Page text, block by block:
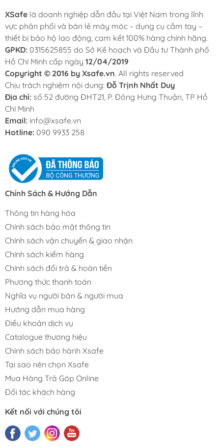
XSafe là doanh nghiệp dẫn đầu tại Việt Nam trong lĩnh
vực phân phối và bán lẻ máy móc – dụng cụ cầm tay –
thiết bị bảo hộ lao động, cam kết 100% hàng chính hãng.
GPKD: 0315625855 do Sở Kế hoạch và Đầu tư Thành phố
Hồ Chí Minh cấp ngày 12/04/2019
Copyright © 2016 by Xsafe.vn. All rights reserved
Chịu trách nghiệm nội dung: Đỗ Trịnh Nhất Duy
Địa chỉ: số 52 đường ĐHT21, P. Đông Hưng Thuận, TP Hồ
Chí Minh
Email: info@xsafe.vn
Hotline: 090 9933 258
Chính Sách & Hướng Dẫn
Thông tin hàng hóa
Chính sách bảo mật thông tin
Chính sách vận chuyển & giao nhận
Chính sách kiểm hàng
Chính sách đổi trả & hoàn tiền
Phương thức thanh toán
Nghĩa vụ người bán & người mua
Hướng dẫn mua hàng
Điều khoản dịch vụ
Catalogue thương hiệu
Chính sách bảo hành Xsafe
Tại sao nên chọn Xsafe
Mua Hàng Trả Góp Online
Đối tác khách hàng
Kết nối với chúng tôi